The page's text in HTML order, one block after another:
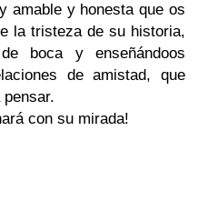
amable y honesta que os
la tristeza de su historia,
boca y enseñándoos
de amistad, que
con su mirada!